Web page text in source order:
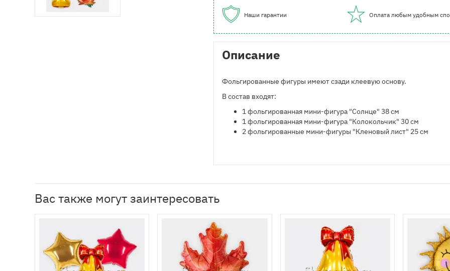
Наши гарантии Оплата любым удобным
Описание
Фольгированные фигуры имеют сзади клеевую основу.
В состав входят:
​1 фольгированная мини-фигура "Солнце" 38 см
1 фольгированная мини-фигура "Колокольчик" 30 см
2 фольгированные мини-фигуры "Кленовый лист" 25 см
Вас также могут заинтересовать